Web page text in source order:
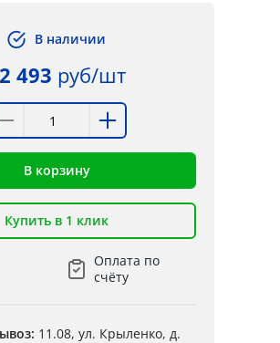
В наличии
493 руб/шт
В корзину
Купить в 1 клик
Оплата по
счёту
11.08, ул. Крыленко, д.